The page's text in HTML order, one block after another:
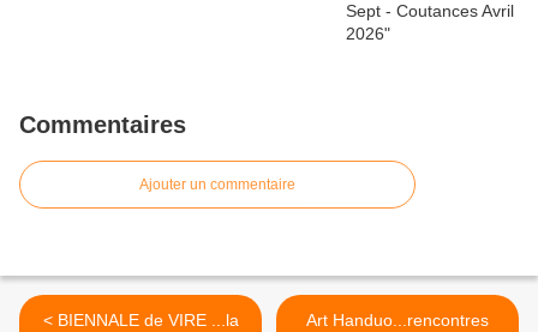
Commentaires
Ajouter un commentaire
< BIENNALE de VIRE ...la
Art Handuo...rencontres